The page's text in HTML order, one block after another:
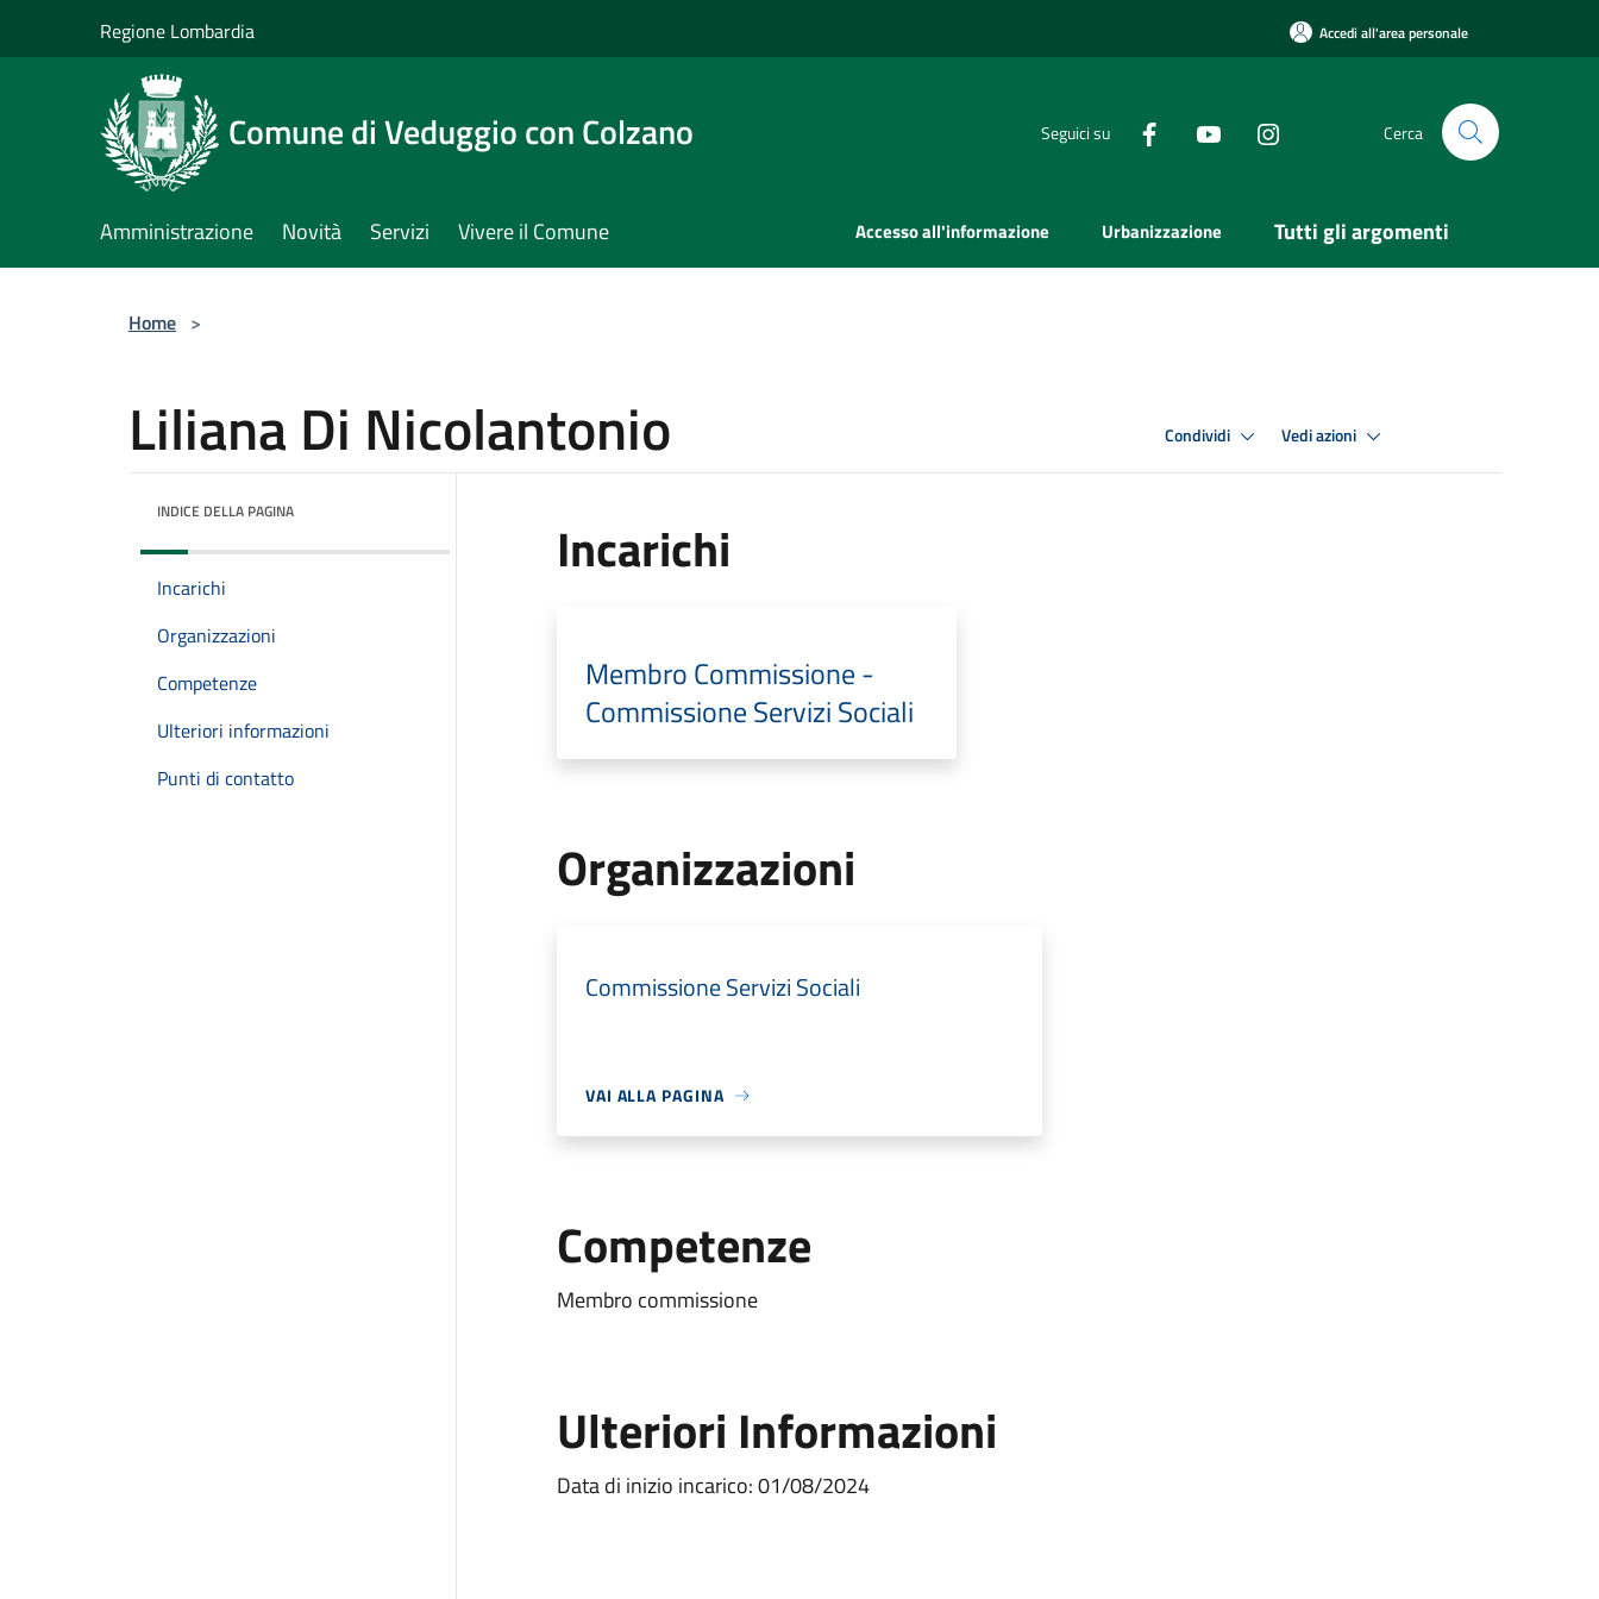
Regione Lombardia Accedi all'area personale
Comune di Veduggio con Colzano Seguici su Cerca
Amministrazione Novità Servizi Vivere il Comune Accesso all'informazione Urbanizzazione Tutti gli argomenti
Home >
Liliana Di Nicolantonio Condividi Vedi azioni
INDICE DELLA PAGINA
Incarichi
Organizzazioni
Competenze
Ulteriori informazioni
Punti di contatto
Incarichi
Membro Commissione -
Commissione Servizi Sociali
Organizzazioni
Commissione Servizi Sociali
VAI ALLA PAGINA
Competenze
Membro commissione
Ulteriori Informazioni
Data di inizio incarico: 01/08/2024